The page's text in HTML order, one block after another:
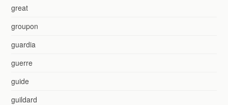
great
groupon
guardia
guerre
guide
guildard